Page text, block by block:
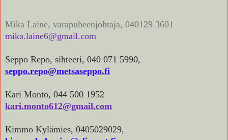
Mika Laine, varapuheenjohtaja, 040129 3601
mika.laine6@gmail.com
Seppo Repo, sihteeri, 040 071 5990,
seppo.repo@metsaseppo.fi
Kari Monto, 044 500 1952
kari.monto612@gmail.com
Kimmo Kylämies, 0405029029,